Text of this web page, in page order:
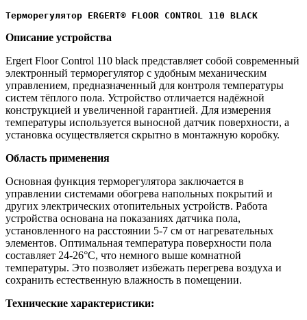
Терморегулятор ERGERT® FLOOR CONTROL 110 BLACK
Описание устройства
Ergert Floor Control 110 black представляет собой современный
электронный терморегулятор с удобным механическим
управлением, предназначенный для контроля температуры
систем тёплого пола. Устройство отличается надёжной
конструкцией и увеличенной гарантией. Для измерения
температуры используется выносной датчик поверхности, а
установка осуществляется скрытно в монтажную коробку.
Область применения
Основная функция терморегулятора заключается в
управлении системами обогрева напольных покрытий и
других электрических отопительных устройств. Работа
устройства основана на показаниях датчика пола,
установленного на расстоянии 5-7 см от нагревательных
элементов. Оптимальная температура поверхности пола
составляет 24-26°C, что немного выше комнатной
температуры. Это позволяет избежать перегрева воздуха и
сохранить естественную влажность в помещении.
Технические характеристики: